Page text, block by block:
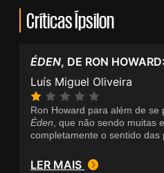
Críticas Ípsilon
ÉDEN, DE RON
Luís Miguel Oliveira
Ron Howard para além de
Éden , que não sendo muitas
completamente o sentido das
LER MAIS